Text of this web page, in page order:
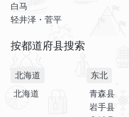
白马
轻井泽・菅平
按都道府县搜索
北海道
北海道
东北
青森县
岩手县